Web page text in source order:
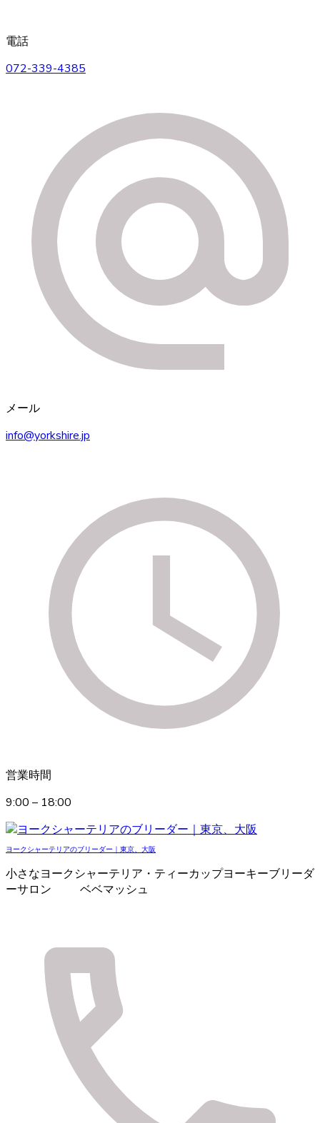
電話
072-339-4385
メール
info@yorkshire.jp
営業時間
9:00 – 18:00
ヨークシャーテリアのブリーダー｜東京、大阪
小さなヨークシャーテリア・ティーカップヨーキーブリーダ
ーサロン ベベマッシュ